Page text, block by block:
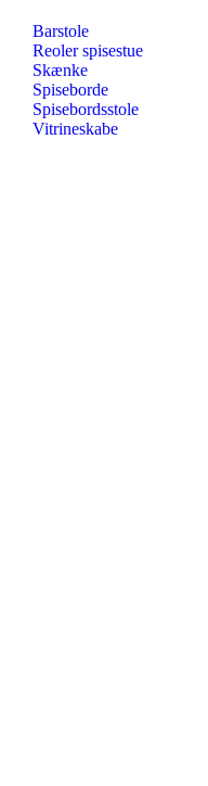
Barstole
Reoler spisestue
Skænke
Spiseborde
Spisebordsstole
Vitrineskabe